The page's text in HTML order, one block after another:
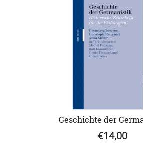
Geschichte der
€14,00